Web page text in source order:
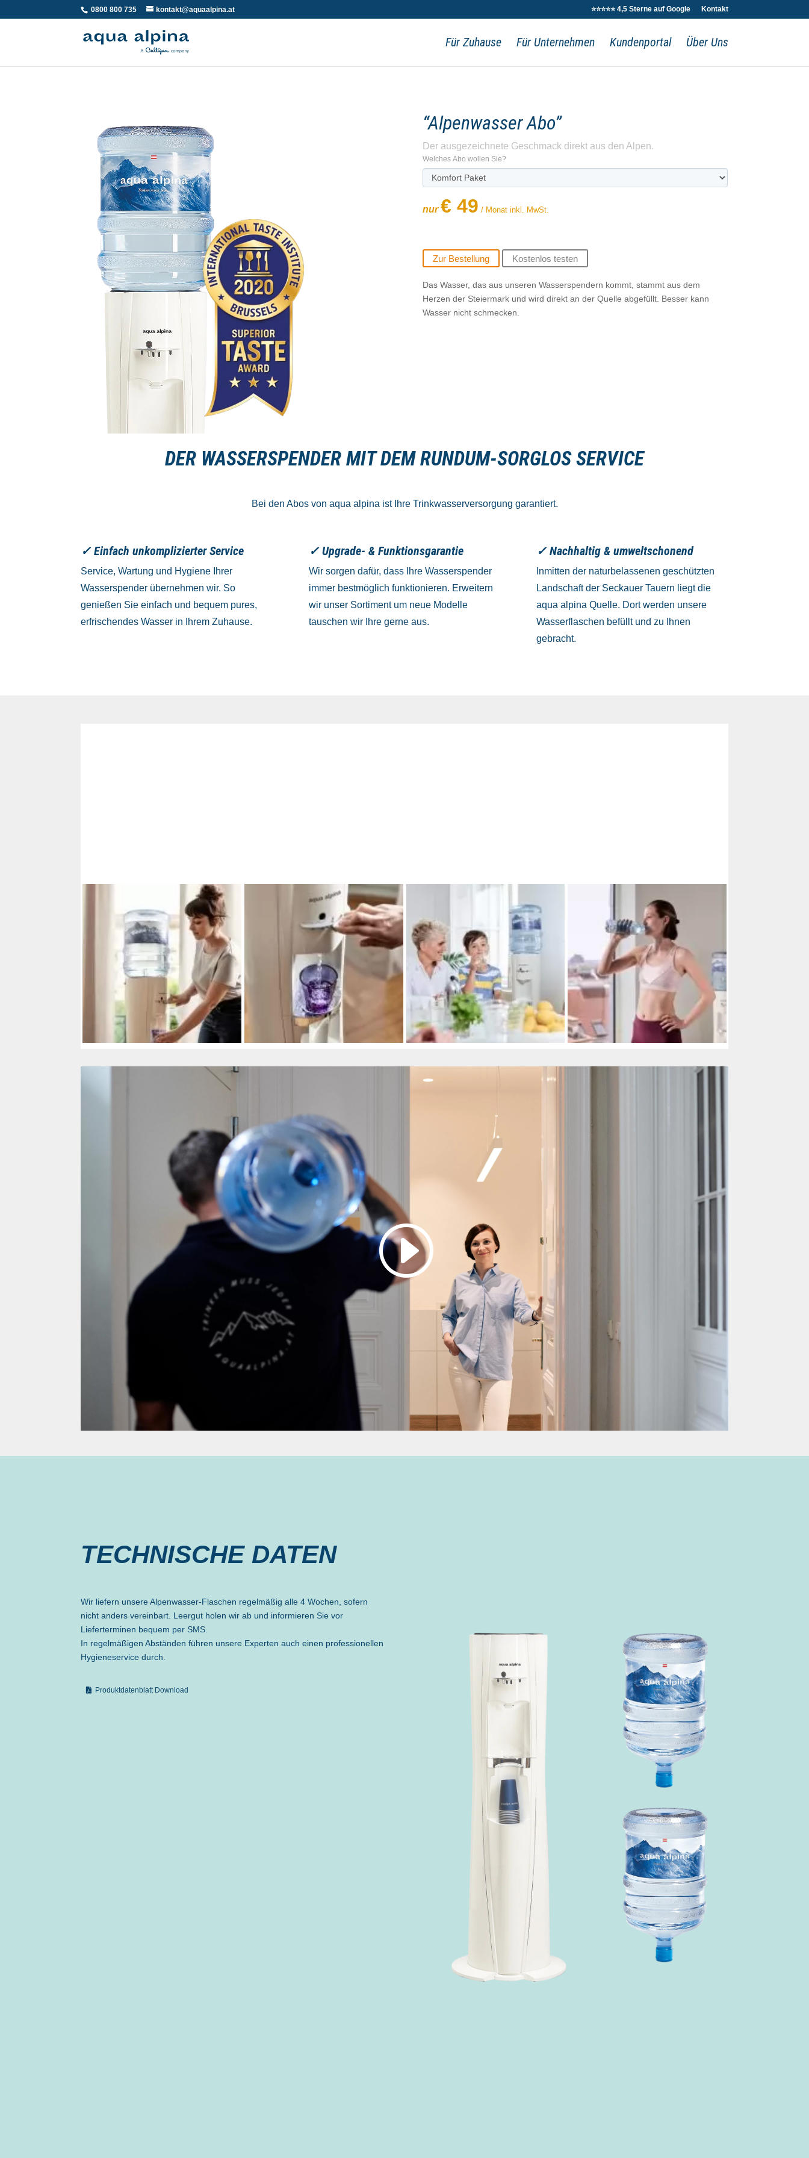
0800 800 735 kontakt@aquaalpina.at ⭐⭐⭐⭐⭐ 4,5 Sterne auf Google Kontakt
Für Zuhause Für Unternehmen Kundenportal Über Uns
“Alpenwasser Abo”
Der ausgezeichnete Geschmack direkt aus den Alpen.
Welches Abo wollen Sie?
nur€ 49 / Monat inkl. MwSt.
Zur Bestellung Kostenlos testen
Das Wasser, das aus unseren Wasserspendern kommt, stammt aus dem
Herzen der Steiermark und wird direkt an der Quelle abgefüllt. Besser kann
Wasser nicht schmecken.
If
you
are
human,
leave
blank.
DER WASSERSPENDER MIT DEM RUNDUM-SORGLOS SERVICE
Bei den Abos von aqua alpina ist Ihre Trinkwasserversorgung garantiert.
✓ Einfach unkomplizierter Service
Service, Wartung und Hygiene Ihrer
Wasserspender übernehmen wir. So
genießen Sie einfach und bequem pures,
erfrischendes Wasser in Ihrem Zuhause.
✓ Upgrade- & Funktionsgarantie
Wir sorgen dafür, dass Ihre Wasserspender
immer bestmöglich funktionieren. Erweitern
wir unser Sortiment um neue Modelle
tauschen wir Ihre gerne aus.
✓ Nachhaltig & umweltschonend
Inmitten der naturbelassenen geschützten
Landschaft der Seckauer Tauern liegt die
aqua alpina Quelle. Dort werden unsere
Wasserflaschen befüllt und zu Ihnen
gebracht.
TECHNISCHE DATEN
Wir liefern unsere Alpenwasser-Flaschen regelmäßig alle 4 Wochen, sofern
nicht anders vereinbart. Leergut holen wir ab und informieren Sie vor
Lieferterminen bequem per SMS.
In regelmäßigen Abständen führen unsere Experten auch einen professionellen
Hygieneservice durch.
Produktdatenblatt Download